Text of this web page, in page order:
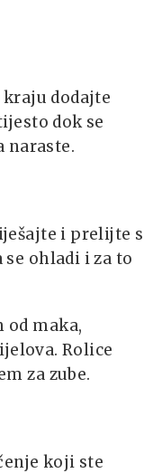
dodajte
dok se
naraste.
i prelijte s
ohladi i za to
od maka,
Rolice
za zube.
koji ste